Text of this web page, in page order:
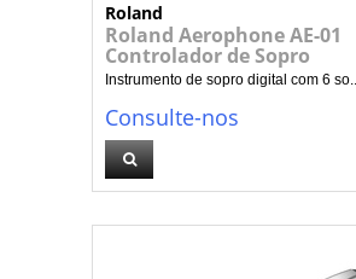
Roland
Roland Aerophone AE-01
Controlador de Sopro
Instrumento de sopro digital com 6
Consulte-nos